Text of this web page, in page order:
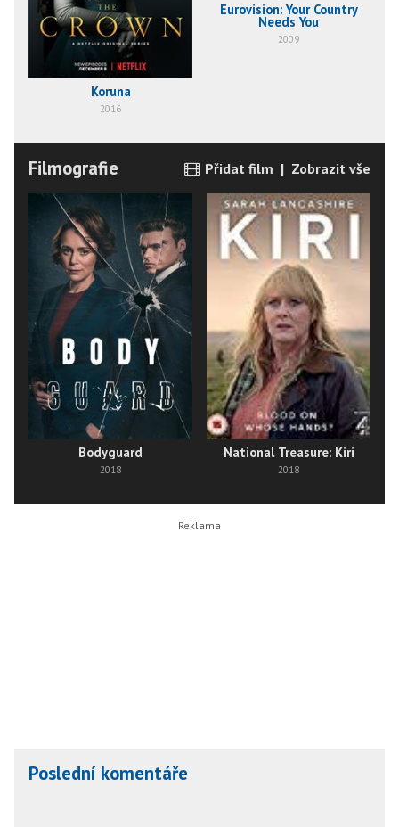
Koruna
2016
Eurovision: Your Country
Needs You
2009
Filmografie Přidat film | Zobrazit vše
Bodyguard
2018
National Treasure: Kiri
2018
Poslední komentáře